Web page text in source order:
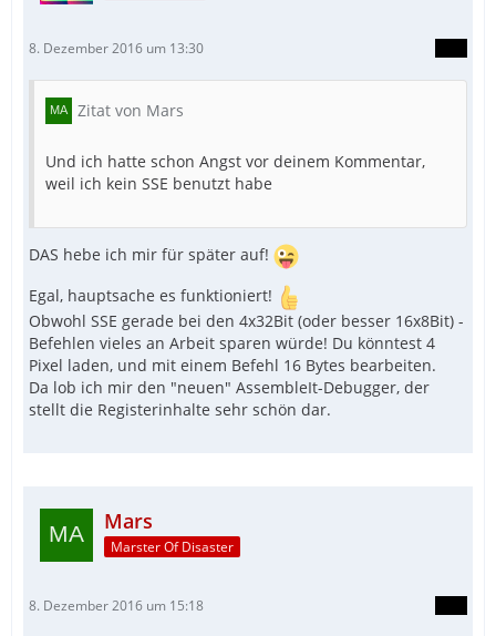
8. Dezember 2016 um 13:30
Zitat von Mars
Und ich hatte schon Angst vor deinem Kommentar,
weil ich kein SSE benutzt habe
DAS hebe ich mir für später auf!
Egal, hauptsache es funktioniert!
Obwohl SSE gerade bei den 4x32Bit (oder besser 16x8Bit) -
Befehlen vieles an Arbeit sparen würde! Du könntest 4
Pixel laden, und mit einem Befehl 16 Bytes bearbeiten.
Da lob ich mir den "neuen" AssembleIt-Debugger, der
stellt die Registerinhalte sehr schön dar.
Mars
Marster Of Disaster
8. Dezember 2016 um 15:18